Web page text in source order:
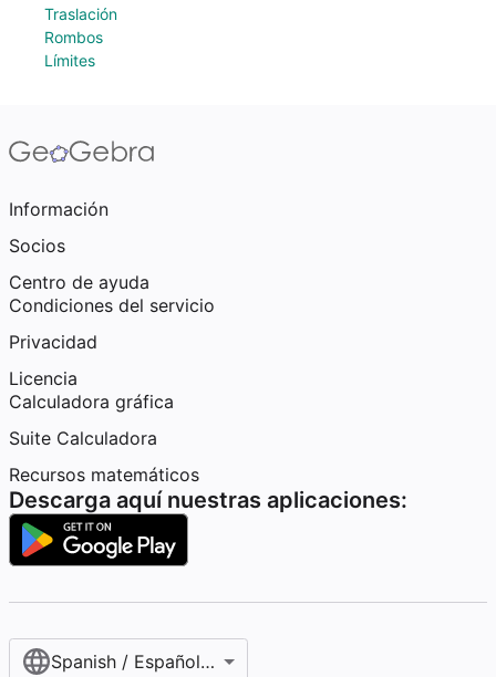
Traslación
Rombos
Límites
Información
Socios
Centro de ayuda
Condiciones del servicio
Privacidad
Licencia
Calculadora gráfica
Suite Calculadora
Recursos matemáticos
Descarga aquí nuestras aplicaciones:
Spanish / Español (internacional)